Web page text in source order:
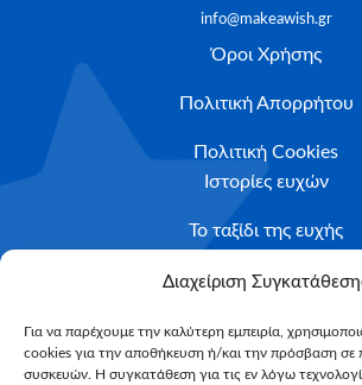
Διαχείριση
Για να παρέχουμε την καλύτερη εμπειρία,
cookies για την αποθήκευση ή/και την πρόσβαση σε
συσκευών. Η συγκατάθεση για τις εν λόγω
info@makeawish.gr
Όροι Χρήσης
Πολιτική Απορρήτου
Πολιτική Cookies
Ιστορίες ευχών
Το ταξίδι της ευχής
Κριτήρια
Υποβολή Αιτήματος
NEWSLETTER